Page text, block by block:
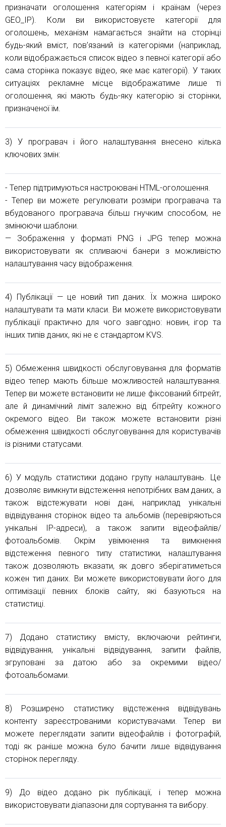
призначати оголошення категоріям і країнам (через
GEO_IP). Коли ви використовуєте категорії для
оголошень, механізм намагається знайти на сторінці
будь-який вміст, пов’язаний із категоріями (наприклад,
коли відображається список відео з певної категорії або
сама сторінка показує відео, яке має категорії). У таких
ситуаціях рекламне місце відображатиме лише ті
оголошення, які мають будь-яку категорію зі сторінки,
призначеної їм.
3) У програвач і його налаштування внесено кілька
ключових змін:
- Тепер підтримуються настроювані HTML-оголошення.
- Тепер ви можете регулювати розміри програвача та
вбудованого програвача більш гнучким способом, не
змінюючи шаблони.
— Зображення у форматі PNG і JPG тепер можна
використовувати як спливаючі банери з можливістю
налаштування часу відображення.
4) Публікації — це новий тип даних. Їх можна широко
налаштувати та мати класи. Ви можете використовувати
публікації практично для чого завгодно: новин, ігор та
інших типів даних, які не є стандартом KVS.
5) Обмеження швидкості обслуговування для форматів
відео тепер мають більше можливостей налаштування.
Тепер ви можете встановити не лише фіксований бітрейт,
але й динамічний ліміт залежно від бітрейту кожного
окремого відео. Ви також можете встановити різні
обмеження швидкості обслуговування для користувачів
із різними статусами.
6) У модуль статистики додано групу налаштувань. Це
дозволяє вимкнути відстеження непотрібних вам даних, а
також відстежувати нові дані, наприклад унікальні
відвідування сторінок відео та альбомів (перевіряються
унікальні IP-адреси), а також запити відеофайлів/
фотоальбомів. Окрім увімкнення та вимкнення
відстеження певного типу статистики, налаштування
також дозволяють вказати, як довго зберігатиметься
кожен тип даних. Ви можете використовувати його для
оптимізації певних блоків сайту, які базуються на
статистиці.
7) Додано статистику вмісту, включаючи рейтинги,
відвідування, унікальні відвідування, запити файлів,
згруповані за датою або за окремими відео/
фотоальбомами.
8) Розширено статистику відстеження відвідувань
контенту зареєстрованими користувачами. Тепер ви
можете переглядати запити відеофайлів і фотографій,
тоді як раніше можна було бачити лише відвідування
сторінок перегляду.
9) До відео додано рік публікації, і тепер можна
використовувати діапазони для сортування та вибору.